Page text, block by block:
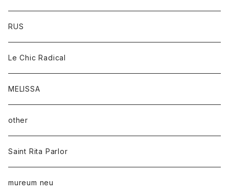
RUS
Le Chic Radical
MELISSA
other
Saint Rita Parlor
mureum neu